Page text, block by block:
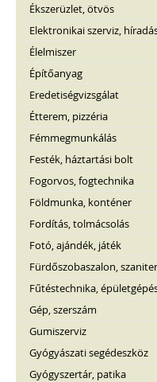
Ékszerüzlet, ötvös
Elektronikai szerviz,
Élelmiszer
Építőanyag
Eredetiségvizsgálat
Étterem, pizzéria
Fémmegmunkálás
Festék, háztartási bolt
Fogorvos, fogtechnika
Földmunka, konténer
Fordítás, tolmácsolás
Fotó, ajándék, játék
Fürdőszobaszalon, szaniter
Fűtéstechnika,
Gép, szerszám
Gumiszerviz
Gyógyászati segédeszköz
Gyógyszertár, patika